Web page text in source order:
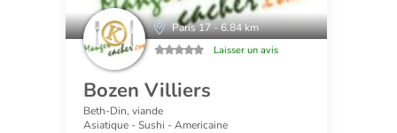
Paris 17 - 6.84 km
Laisser un avis
Bozen Villiers
Beth-Din, viande
Asiatique - Sushi - Americaine